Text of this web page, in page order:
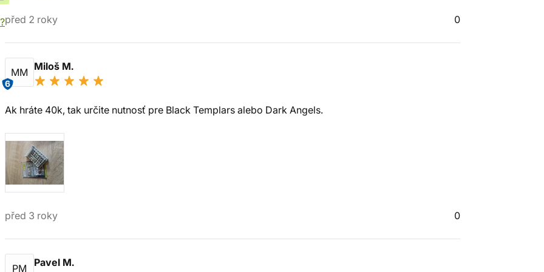
před 2 roky 0
MM
6
Miloš M.
Ak hráte 40k, tak určite nutnosť pre Black Templars alebo Dark Angels.
před 3 roky 0
PM Pavel M.